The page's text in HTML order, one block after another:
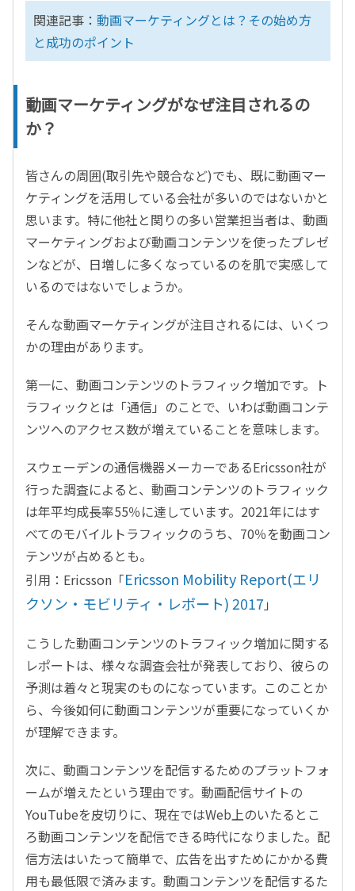
関連記事： 動画マーケティングとは？その始め方
と成功のポイント
動画マーケティングがなぜ注目されるの
か？
皆さんの周囲(取引先や競合など)でも、既に動画マー
ケティングを活用している会社が多いのではないかと
思います。特に他社と関りの多い営業担当者は、動画
マーケティングおよび動画コンテンツを使ったプレゼ
ンなどが、日増しに多くなっているのを肌で実感して
いるのではないでしょうか。
そんな動画マーケティングが注目されるには、いくつ
かの理由があります。
第一に、動画コンテンツのトラフィック増加です。ト
ラフィックとは「通信」のことで、いわば動画コンテ
ンツへのアクセス数が増えていることを意味します。
スウェーデンの通信機器メーカーであるEricsson社が
行った調査によると、動画コンテンツのトラフィック
は年平均成長率55％に達しています。2021年にはす
べてのモバイルトラフィックのうち、70％を動画コン
テンツが占めるとも。
引用：Ericsson「Ericsson Mobility Report(エリ
クソン・モビリティ・レポート) 2017」
こうした動画コンテンツのトラフィック増加に関する
レポートは、様々な調査会社が発表しており、彼らの
予測は着々と現実のものになっています。このことか
ら、今後如何に動画コンテンツが重要になっていくか
が理解できます。
次に、動画コンテンツを配信するためのプラットフォ
ームが増えたという理由です。動画配信サイトの
YouTubeを皮切りに、現在ではWeb上のいたるとこ
ろ動画コンテンツを配信できる時代になりました。配
信方法はいたって簡単で、広告を出すためにかかる費
用も最低限で済みます。動画コンテンツを配信するた